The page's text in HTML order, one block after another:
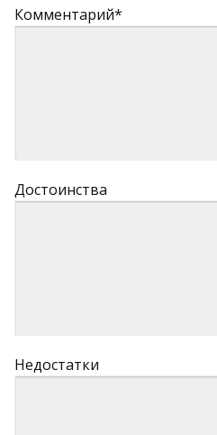
Комментарий*
Достоинства
Недостатки